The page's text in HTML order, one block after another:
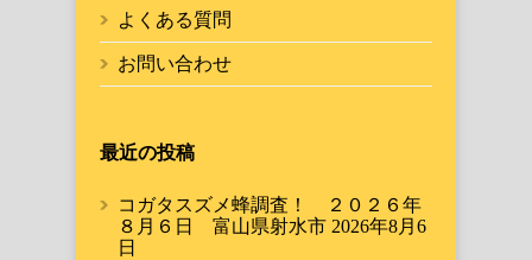
よくある質問
お問い合わせ
最近の投稿
コガタスズメ蜂調査！ ２０２６年
８月６日 富山県射水市 2026年8月6
日